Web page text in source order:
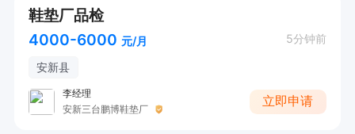
鞋垫厂品检
4000-6000 元/月 5分钟前
安新县
李经理
安新三台鹏博鞋垫厂
立即申请